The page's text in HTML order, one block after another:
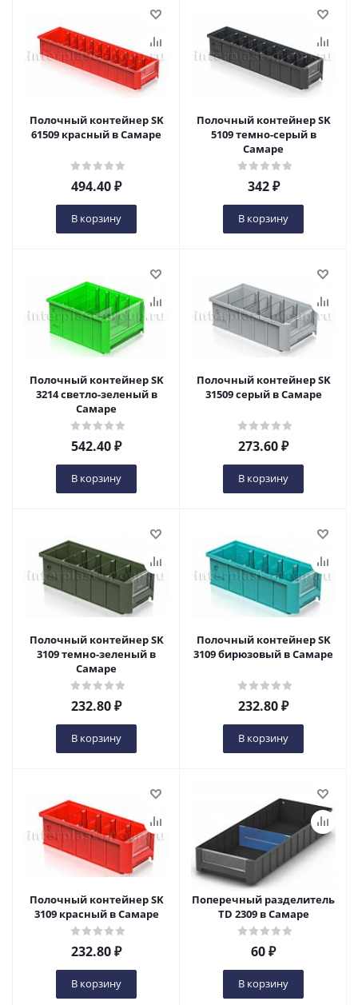
Полочный контейнер SK
61509 красный в Самаре
494.40₽
В корзину
Полочный контейнер SK
5109 темно-серый в
Самаре
342₽
В корзину
Полочный контейнер SK
3214 светло-зеленый в
Самаре
542.40₽
В корзину
Полочный контейнер SK
31509 серый в Самаре
273.60₽
В корзину
Полочный контейнер SK
3109 темно-зеленый в
Самаре
232.80₽
В корзину
Полочный контейнер SK
3109 бирюзовый в Самаре
232.80₽
В корзину
Полочный контейнер SK
3109 красный в Самаре
232.80₽
В корзину
Поперечный разделитель
TD 2309 в Самаре
60₽
В корзину